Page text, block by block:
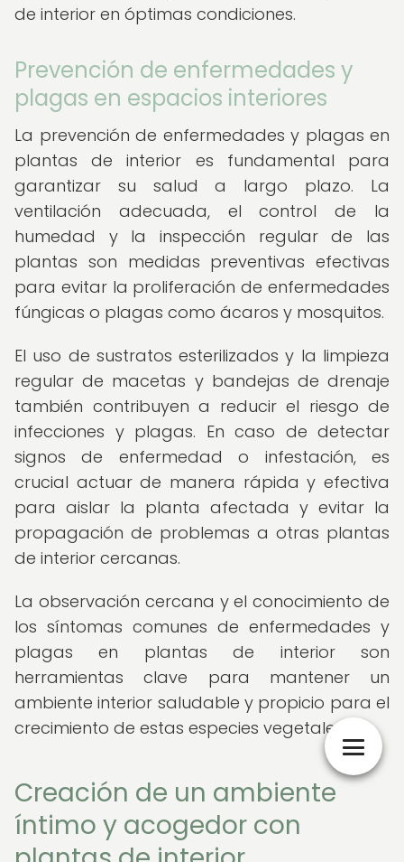
de interior en óptimas condiciones.
Prevención de enfermedades y
plagas en espacios interiores
La prevención de enfermedades y plagas en
plantas de interior es fundamental para
garantizar su salud a largo plazo. La
ventilación adecuada, el control de la
humedad y la inspección regular de las
plantas son medidas preventivas efectivas
para evitar la proliferación de enfermedades
fúngicas o plagas como ácaros y mosquitos.
El uso de sustratos esterilizados y la limpieza
regular de macetas y bandejas de drenaje
también contribuyen a reducir el riesgo de
infecciones y plagas. En caso de detectar
signos de enfermedad o infestación, es
crucial actuar de manera rápida y efectiva
para aislar la planta afectada y evitar la
propagación de problemas a otras plantas
de interior cercanas.
La observación cercana y el conocimiento de
los síntomas comunes de enfermedades y
plagas en plantas de interior son
herramientas clave para mantener un
ambiente interior saludable y propicio para el
crecimiento de estas especies vegetales.
Creación de un ambiente
íntimo y acogedor con